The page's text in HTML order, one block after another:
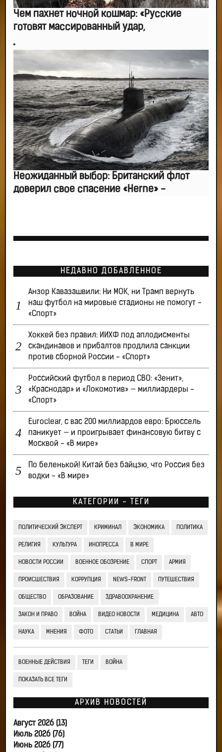
Чем пахнет ночной кошмар: «Русские
готовят массированный удар,
Неожиданный выбор: Британский флот
доверил свое спасение «Herne» -
НЕДАВНО ДОБАВЛЕННОЕ
Анзор Кавазашвили: Ни МОК, ни Трамп вернуть
наш футбол на мировые стадионы не помогут -
«Спорт»
Хоккей без правил: ИИХФ под аплодисменты
скандинавов и прибалтов продлила санкции
против сборной России - «Спорт»
Российский футбол в период СВО: «Зенит»,
«Краснодар» и «Локомотив» — миллиардеры -
«Спорт»
Euroclear, с вас 200 миллиардов евро: Брюссель
паникует — и проигрывает финансовую битву с
Москвой - «В мире»
По беленькой! Китай без байцзю, что Россия без
водки - «В мире»
КАТЕГОРИИ - ТЕГИ
ПОЛИТИЧЕСКИЙ ЭКСПЕРТ КРИМИНАЛ ЭКОНОМИКА ПОЛИТИКА
РЕЛИГИЯ КУЛЬТУРА ИНОПРЕССА В МИРЕ
НОВОСТИ РОССИИ ВОЕННОЕ ОБОЗРЕНИЕ СПОРТ АРМИЯ
ПРОИСШЕСТВИЯ КОРРУПЦИЯ NEWS-FRONT ПУТЕШЕСТВИЯ
ОБЩЕСТВО ОБРАЗОВАНИЕ ЗДРАВООХРАНЕНИЕ
ЗАКОН И ПРАВО ВОЙНА ВИДЕО НОВОСТИ МЕДИЦИНА АВТО
НАУКА МНЕНИЯ ФОТО СТАТЬИ ГЛАВНАЯ
ВОЕННЫЕ ДЕЙСТВИЯ ТЕГИ ВОЙНА
ПОКАЗАТЬ ВСЕ ТЕГИ
АРХИВ НОВОСТЕЙ
Август 2026 (13)
Июль 2026 (76)
Июнь 2026 (77)